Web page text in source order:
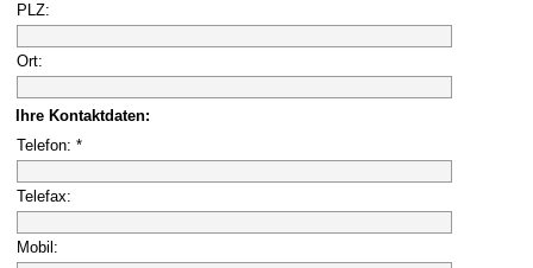
PLZ:
Ort:
Ihre Kontaktdaten:
Telefon: *
Telefax:
Mobil: